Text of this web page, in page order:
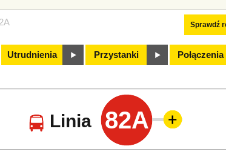
Sprawdź
Utrudnienia Przystanki Połączenia
Linia 82A